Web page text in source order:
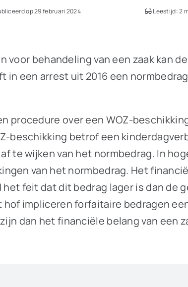
op 29 februari 2024 Leestijd: 2
voor behandeling van een zaak kan
in een arrest uit 2016 een
procedure over een WOZ-
beschikking betrof een
te wijken van het normbedrag. In
van het normbedrag. Het
feit dat dit bedrag lager is dan de
impliceren forfaitaire bedragen
dan het financiële belang van een